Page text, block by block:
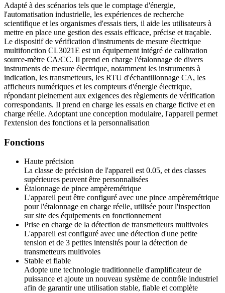
Adapté à des scénarios tels que le comptage d'énergie,
l'automatisation industrielle, les expériences de recherche
scientifique et les organismes d'essais tiers, il aide les utilisateurs à
mettre en place une gestion des essais efficace, précise et traçable.
Le dispositif de vérification d'instruments de mesure électrique
multifonction CL3021E est un équipement intégré de calibration
source-mètre CA/CC. Il prend en charge l'étalonnage de divers
instruments de mesure électrique, notamment les instruments à
indication, les transmetteurs, les RTU d'échantillonnage CA, les
afficheurs numériques et les compteurs d'énergie électrique,
répondant pleinement aux exigences des règlements de vérification
correspondants. Il prend en charge les essais en charge fictive et en
charge réelle. Adoptant une conception modulaire, l'appareil permet
l'extension des fonctions et la personnalisation
Fonctions
Haute précision
La classe de précision de l'appareil est 0.05, et des classes
supérieures peuvent être personnalisées
Étalonnage de pince ampèremétrique
L'appareil peut être configuré avec une pince ampèremétrique
pour l'étalonnage en charge réelle, utilisée pour l'inspection
sur site des équipements en fonctionnement
Prise en charge de la détection de transmetteurs multivoies
L'appareil est configuré avec une détection d'une petite
tension et de 3 petites intensités pour la détection de
transmetteurs multivoies
Stable et fiable
Adopte une technologie traditionnelle d'amplificateur de
puissance et ajoute un nouveau système de contrôle industriel
afin de garantir une utilisation stable, fiable et complète